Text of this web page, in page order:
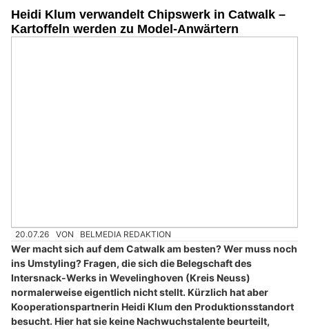
Heidi Klum verwandelt Chipswerk in Catwalk –
Kartoffeln werden zu Model-Anwärtern
20.07.26 VON BELMEDIA REDAKTION
Wer macht sich auf dem Catwalk am besten? Wer muss noch
ins Umstyling? Fragen, die sich die Belegschaft des
Intersnack-Werks in Wevelinghoven (Kreis Neuss)
normalerweise eigentlich nicht stellt. Kürzlich hat aber
Kooperationspartnerin Heidi Klum den Produktionsstandort
besucht. Hier hat sie keine Nachwuchstalente beurteilt,